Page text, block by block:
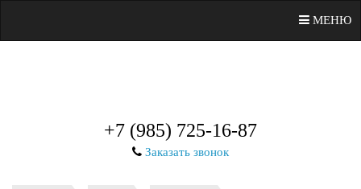
МЕНЮ
+7 (985) 725-16-87
Заказать звонок